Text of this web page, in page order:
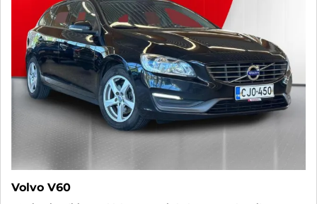
Volvo V60